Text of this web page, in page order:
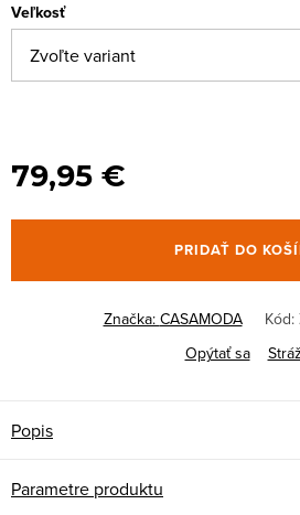
Veľkosť
79,95 €
PRIDAŤ DO
Značka: CASAMODA Kód:
Opýtať sa
Popis
Parametre produktu